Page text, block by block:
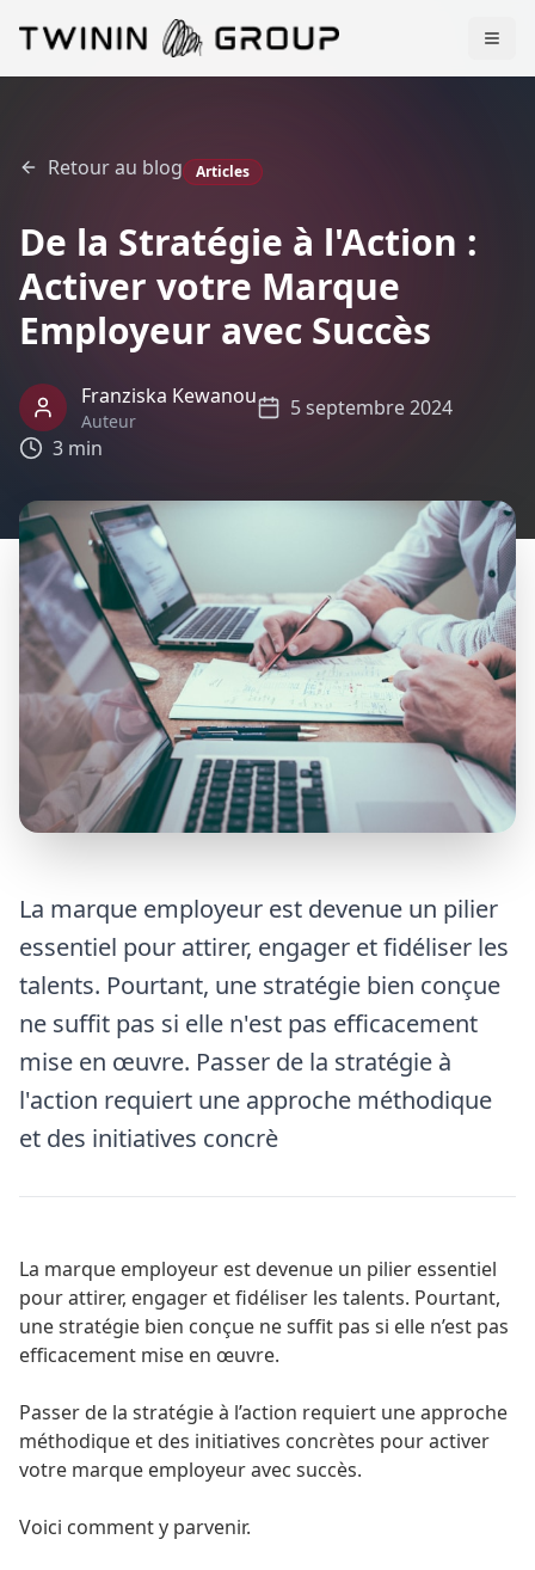
Retour au blog Articles
De la Stratégie à l'Action :
Activer votre Marque
Employeur avec Succès
Franziska Kewanou
Auteur
5 septembre 2024
3 min
La marque employeur est devenue un pilier
essentiel pour attirer, engager et fidéliser les
talents. Pourtant, une stratégie bien conçue
ne suffit pas si elle n'est pas efficacement
mise en œuvre. Passer de la stratégie à
l'action requiert une approche méthodique
et des initiatives concrè
La marque employeur est devenue un pilier essentiel
pour attirer, engager et fidéliser les talents. Pourtant,
une stratégie bien conçue ne suffit pas si elle n’est pas
efficacement mise en œuvre.
Passer de la stratégie à l’action requiert une approche
méthodique et des initiatives concrètes pour activer
votre marque employeur avec succès.
Voici comment y parvenir.